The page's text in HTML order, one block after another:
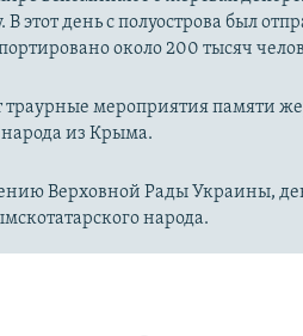
В этот день с полуострова был
около 200 тысяч
траурные мероприятия памяти
из Крыма.
Верховной Рады Украины,
народа.